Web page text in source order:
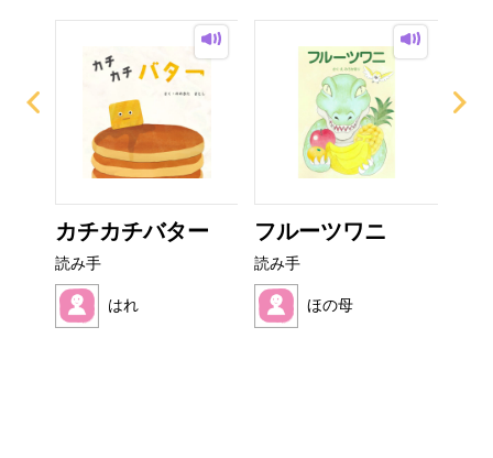
カチカチバター
読み手
はれ
フルーツワニ
読み手
ほの母